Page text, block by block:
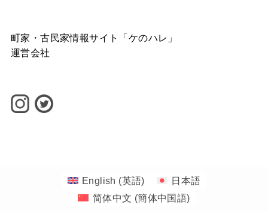
町家・古民家情報サイト「ケのハレ」
運営会社
English (英語)
日本語
简体中文 (簡体中国語)